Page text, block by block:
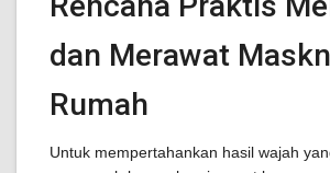
dan Merawat
Rumah
Untuk mempertahankan hasil wajah